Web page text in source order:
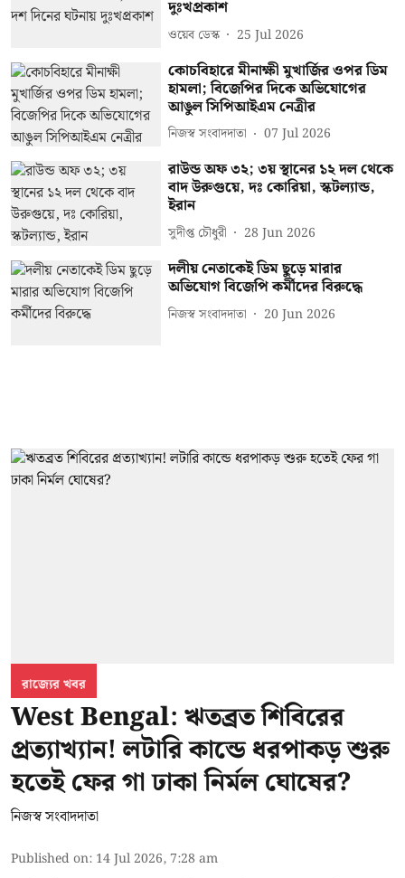
দুঃখপ্রকাশ
ওয়েব ডেস্ক 25 Jul 2026
কোচবিহারে মীনাক্ষী মুখার্জির ওপর ডিম
হামলা; বিজেপির দিকে অভিযোগের
আঙুল সিপিআইএম নেত্রীর
নিজস্ব সংবাদদাতা 07 Jul 2026
রাউন্ড অফ ৩২; ৩য় স্থানের ১২ দল থেকে
বাদ উরুগুয়ে, দঃ কোরিয়া, স্কটল্যান্ড,
ইরান
সুদীপ্ত চৌধুরী 28 Jun 2026
দলীয় নেতাকেই ডিম ছুড়ে মারার
অভিযোগ বিজেপি কর্মীদের বিরুদ্ধে
নিজস্ব সংবাদদাতা 20 Jun 2026
রাজ্যের খবর
West Bengal: ঋতব্রত শিবিরের
প্রত্যাখ্যান! লটারি কান্ডে ধরপাকড় শুরু
হতেই ফের গা ঢাকা নির্মল ঘোষের?
নিজস্ব সংবাদদাতা
Published on: 14 Jul 2026, 7:28 am